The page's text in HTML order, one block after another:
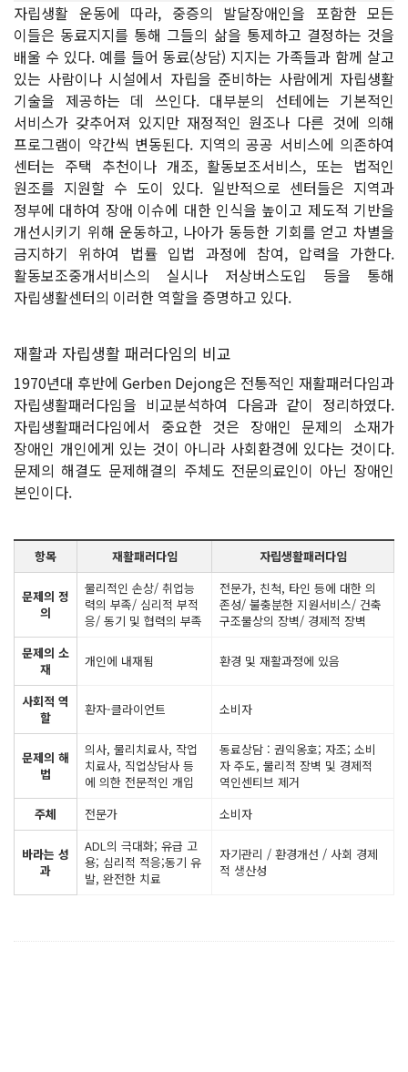
자립생활 운동에 따라, 중증의 발달장애인을 포함한 모든
이들은 동료지지를 통해 그들의 삶을 통제하고 결정하는 것을
배울 수 있다. 예를 들어 동료(상담) 지지는 가족들과 함께 살고
있는 사람이나 시설에서 자립을 준비하는 사람에게 자립생활
기술을 제공하는 데 쓰인다. 대부분의 선테에는 기본적인
서비스가 갖추어져 있지만 재정적인 원조나 다른 것에 의해
프로그램이 약간씩 변동된다. 지역의 공공 서비스에 의존하여
센터는 주택 추천이나 개조, 활동보조서비스, 또는 법적인
원조를 지원할 수 도이 있다. 일반적으로 센터들은 지역과
정부에 대하여 장애 이슈에 대한 인식을 높이고 제도적 기반을
개선시키기 위해 운동하고, 나아가 동등한 기회를 얻고 차별을
금지하기 위하여 법률 입법 과정에 참여, 압력을 가한다.
활동보조중개서비스의 실시나 저상버스도입 등을 통해
자립생활센터의 이러한 역할을 증명하고 있다.
재활과 자립생활 패러다임의 비교
1970년대 후반에 Gerben Dejong은 전통적인 재활패러다임과
자립생활패러다임을 비교분석하여 다음과 같이 정리하였다.
자립생활패러다임에서 중요한 것은 장애인 문제의 소재가
장애인 개인에게 있는 것이 아니라 사회환경에 있다는 것이다.
문제의 해결도 문제해결의 주체도 전문의료인이 아닌 장애인
본인이다.
항목 재활패러다임 자립생활패러다임
문제의 정
의
물리적인 손상/ 취업능
력의 부족/ 심리적 부적
응/ 동기 및 협력의 부족
전문가, 친척, 타인 등에 대한 의
존성/ 불충분한 지원서비스/ 건축
구조물상의 장벽/ 경제적 장벽
문제의 소
재
개인에 내재됨 환경 및 재활과정에 있음
사회적 역
할
환자-클라이언트 소비자
문제의 해
법
의사, 물리치료사, 작업
치료사, 직업상담사 등
에 의한 전문적인 개입
동료상담 : 권익옹호; 자조; 소비
자 주도, 물리적 장벽 및 경제적
역인센티브 제거
주체
전문가 소비자
바라는 성
과
ADL의 극대화; 유급 고
용; 심리적 적응;동기 유
발, 완전한 치료
자기관리 / 환경개선 / 사회 경제
적 생산성